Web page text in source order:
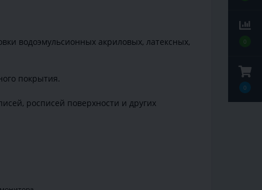
0
0
водоэмульсионных акриловых, латексных,
покрытия.
росписей поверхности и других